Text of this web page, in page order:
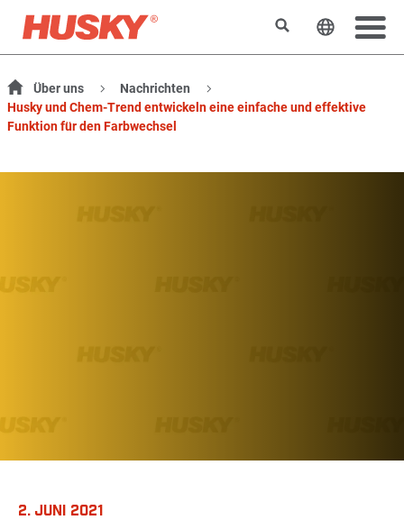
SuchenSprache
Über uns
Nachrichten
Husky und Chem-Trend entwickeln eine einfache und effektive
Funktion für den Farbwechsel
2. JUNI 2021